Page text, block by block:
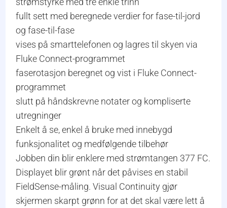
fullt sett med beregnede verdier for fase-til-jord
og fase-til-fase
vises på smarttelefonen og lagres til skyen via
Fluke Connect-programmet
faserotasjon beregnet og vist i Fluke Connect-
programmet
slutt på håndskrevne notater og kompliserte
utregninger
Enkelt å se, enkel å bruke med innebygd
funksjonalitet og medfølgende tilbehør
Jobben din blir enklere med strømtangen 377 FC.
Displayet blir grønt når det påvises en stabil
FieldSense-måling. Visual Continuity gjør
skjermen skarpt grønn for at det skal være lett å